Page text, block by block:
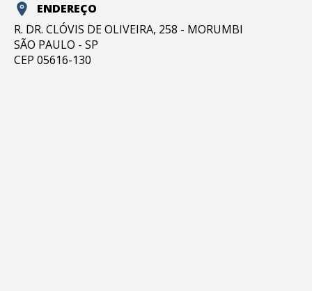
ENDEREÇO
R. DR. CLÓVIS DE OLIVEIRA, 258 - MORUMBI
SÃO PAULO - SP
CEP 05616-130